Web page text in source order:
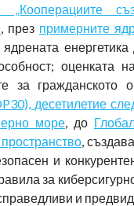
„Кооперациите
, през примерните
за гражданското
десетилетие
море , до
,
и
за
и